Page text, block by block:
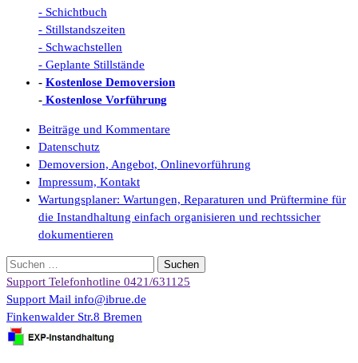
- Schichtbuch
- Stillstandszeiten
- Schwachstellen
- Geplante Stillstände
- Kostenlose Demoversion
- Kostenlose Vorführung
Beiträge und Kommentare
Datenschutz
Demoversion, Angebot, Onlinevorführung
Impressum, Kontakt
Wartungsplaner: Wartungen, Reparaturen und Prüftermine für
die Instandhaltung einfach organisieren und rechtssicher
dokumentieren
Suchen
nach:
Support Telefonhotline 0421/631125
Support Mail info@ibrue.de
Finkenwalder Str.8 Bremen